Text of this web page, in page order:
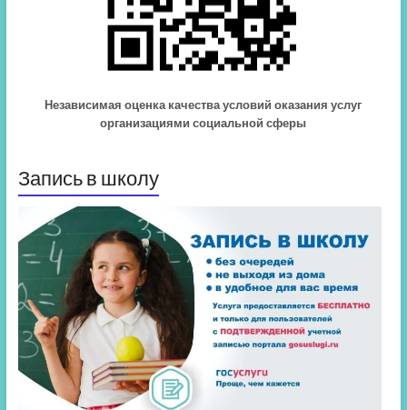
Независимая оценка качества условий оказания услуг
организациями социальной сферы
Запись в школу